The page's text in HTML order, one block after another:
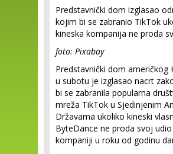
Predstavnički dom izglasao
kojim bi se zabranio TikTok
kineska kompanija ne proda
foto: Pixabay
Predstavnički dom američkog
u subotu je izglasao nacrt
bi se zabranila popularna
mreža TikTok u Sjedinjenim
Državama ukoliko kineski
ByteDance ne proda svoj udio
kompaniji u roku od godinu